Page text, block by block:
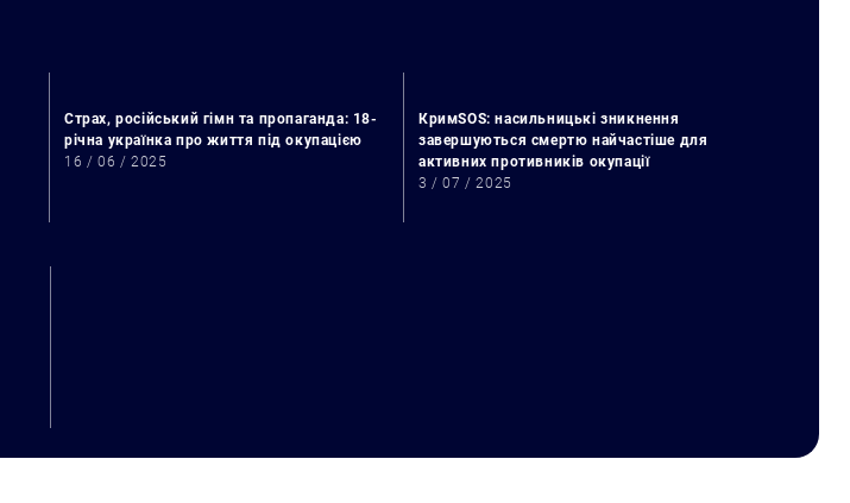
Страх, російський гімн та пропаганда: 18-
річна українка про життя під окупацією
16 / 06 / 2025
КримSOS: насильницькі зникнення
завершуються смертю найчастіше для
активних противників окупації
3 / 07 / 2025